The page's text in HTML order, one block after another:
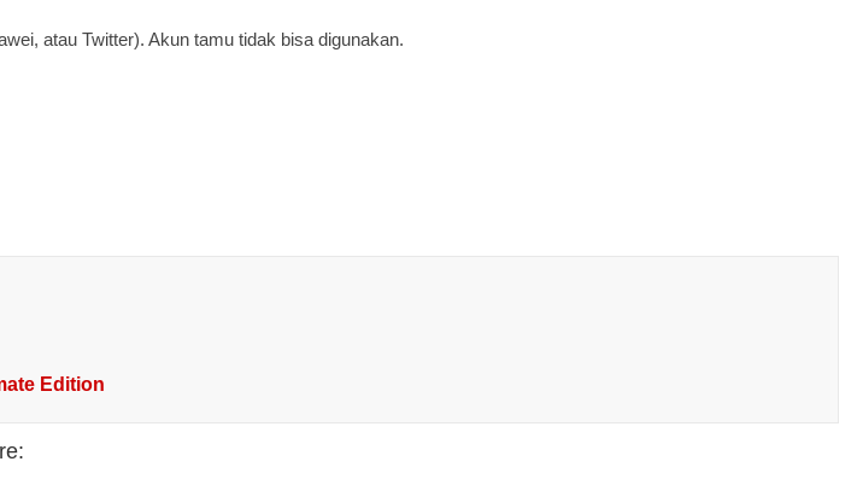
atau Twitter). Akun tamu tidak bisa digunakan.
Edition